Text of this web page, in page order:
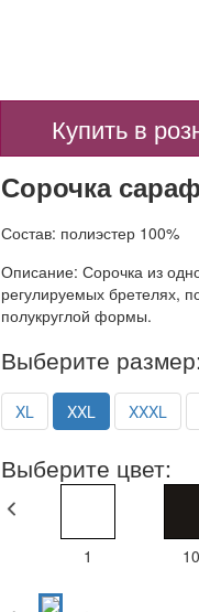
Купить в
Сорочка
Состав: полиэстер 100%
Описание: Сорочка из
регулируемых бретелях,
полукруглой формы.
Выберите размер:
XL XXL XXXL
Выберите цвет:
1 10